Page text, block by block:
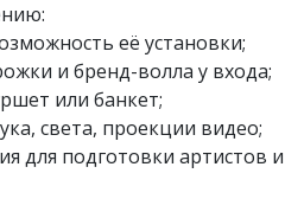
её установки;
и бренд-волла у входа;
или банкет;
света, проекции видео;
для подготовки артистов и